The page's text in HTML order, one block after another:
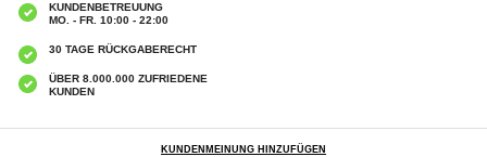
KUNDENBETREUUNG
MO. - FR. 10:00 - 22:00
30 TAGE RÜCKGABERECHT
ÜBER 8.000.000 ZUFRIEDENE
KUNDEN
KUNDENMEINUNG HINZUFÜGEN